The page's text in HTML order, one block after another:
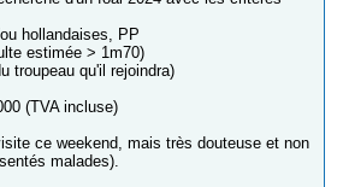
hollandaises, PP
estimée > 1m70)
troupeau qu'il rejoindra)
(TVA incluse)
ce weekend, mais très douteuse et non
malades).